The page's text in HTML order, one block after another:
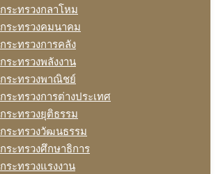
กระทรวงกลาโหม
กระทรวงคมนาคม
กระทรวงการคลัง
กระทรวงพลังงาน
กระทรวงพาณิชย์
กระทรวงการต่างประเทศ
กระทรวงยุติธรรม
กระทรวงวัฒนธรรม
กระทรวงศึกษาธิการ
กระทรวงแรงงาน